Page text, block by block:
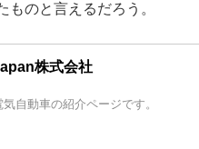
のと言えるだろう。
株式会社
自動車の紹介ページです。